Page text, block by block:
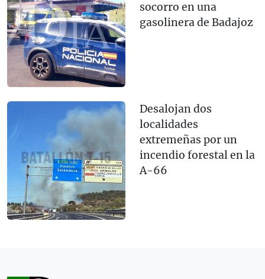
socorro en una
gasolinera de Badajoz
Desalojan dos
localidades
extremeñas por un
incendio forestal en la
A-66